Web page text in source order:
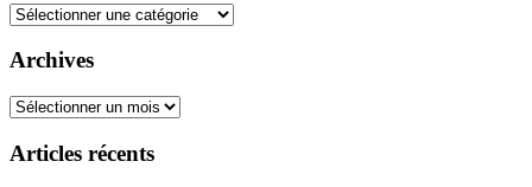
Catégories
Archives
Archives
Articles récents